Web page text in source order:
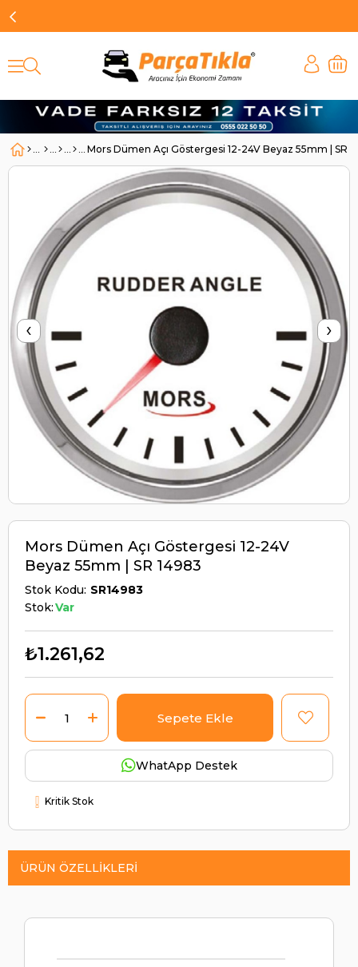
Mors Dümen Açı Göstergesi 12-24V Beyaz 55mm | SR
‹ ›
Mors Dümen Açı Göstergesi 12-24V
Beyaz 55mm | SR 14983
Stok Kodu SR14983
Stok:Var
₺1.261,62
WhatApp Destek
Kritik Stok
ÜRÜN ÖZELLIKLERI